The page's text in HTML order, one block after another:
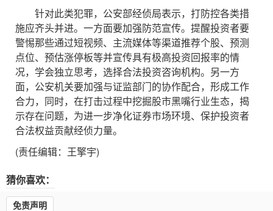
针对此类犯罪，公安部经侦局表示，打防控各类措
施应齐头并进。一方面要加强防范宣传。提醒投资者要
警惕那些通过短视频、主流媒体等渠道推荐个股、预测
点位、预估涨停板等并宣传具有极高投资回报率的情
况，学会独立思考，选择合法投资咨询机构。另一方
面，公安机关要加强与证监部门的协作配合，形成工作
合力，同时，在打击过程中挖掘股市黑嘴行业生态，揭
示存在问题，为进一步净化证券市场环境、保护投资者
合法权益贡献经侦力量。
(责任编辑：王擎宇)
猜你喜欢：
免责声明